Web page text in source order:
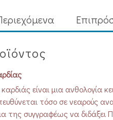
είναι μια
τόσο σε νεαρούς
συγγραφέως να διδάξει